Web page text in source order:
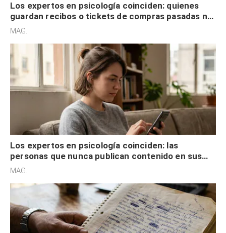
Los expertos en psicología coinciden: quienes
guardan recibos o tickets de compras pasadas no
son acumuladores, sino que tienen necesidad de
MAG.
Los expertos en psicología coinciden: las
personas que nunca publican contenido en sus
redes sociales no pretenden buscar validación
MAG.